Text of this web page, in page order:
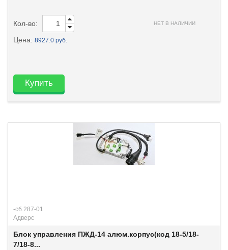
Кол-во: НЕТ В НАЛИЧИИ
Цена: 8927.0 руб.
Купить
-сб.287-01
Адверс
Блок управления ПЖД-14 алюм.корпус(код 18-5/18-
7/18-8...